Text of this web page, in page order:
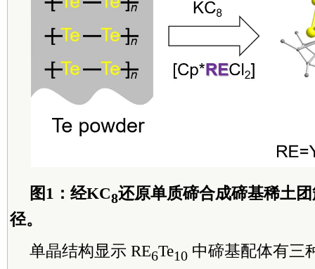
图1：经KC8还原单质碲合成碲基稀土
径。
单晶结构显示 RE6Te10 中碲基配体有三